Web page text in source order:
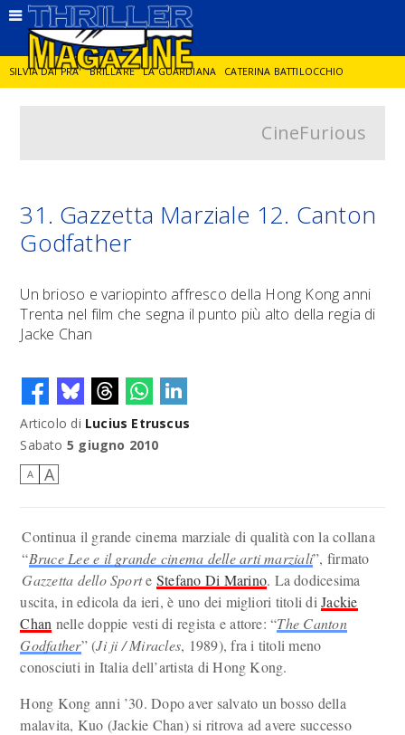
SILVIA DAI PRA' BRILLARE LA GUARDIANA CATERINA BATTILOCCHIO
GIANCARLO DE CATALDO
CineFurious
31. Gazzetta Marziale 12. Canton
Godfather
Un brioso e variopinto affresco della Hong Kong anni
Trenta nel film che segna il punto più alto della regia di
Jacke Chan
Articolo di Lucius Etruscus
Sabato 5 giugno 2010
A A
Continua il grande cinema marziale di qualità con la collana
“Bruce Lee e il grande cinema delle arti marziali”, firmato
Gazzetta dello Sporte Stefano Di Marino. La dodicesima
uscita, in edicola da ieri, è uno dei migliori titoli diJackie
Chan nelle doppie vesti di regista e attore: “The Canton
Godfather” (Ji ji / Miracles, 1989), fra i titoli meno
conosciuti in Italia dell’artista di Hong Kong.
Hong Kong anni ’30. Dopo aver salvato un bosso della
malavita, Kuo (Jackie Chan) si ritrova ad avere successo